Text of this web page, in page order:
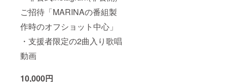
ご招待「MARINAの番組製
作時のオフショット中心」
・支援者限定の2曲入り歌唱
動画
10,000円